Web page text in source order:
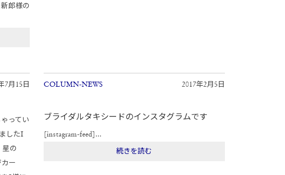
郎様の
7月15日
ってい
したI
星の
ー
COLUMN-NEWS 2017年2月5日
ブライダルタキシードのインスタグラムです
[instagram-feed]...
続きを読む